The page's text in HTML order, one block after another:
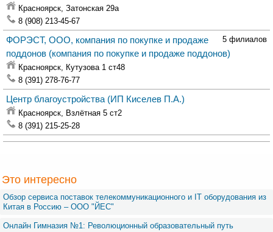
Красноярск, Затонская 29а
8 (908) 213-45-67
5 филиалов
ФОРЭСТ, ООО, компания по покупке и продаже
поддонов (компания по покупке и продаже поддонов)
Красноярск, Кутузова 1 ст48
8 (391) 278-76-77
Центр благоустройства (ИП Киселев П.А.)
Красноярск, Взлётная 5 ст2
8 (391) 215-25-28
Это интересно
Обзор сервиса поставок телекоммуникационного и IT оборудования из
Китая в Россию – OOO "ЙЕС"
Онлайн Гимназия №1: Революционный образовательный путь